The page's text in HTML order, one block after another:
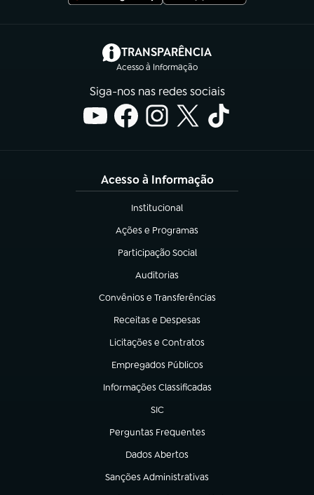
TRANSPARÊNCIA
Acesso à Informação
(abre em nova aba)
Siga-nos nas redes sociais
Acesso à Informação
Institucional
(abre em nova aba)
Ações e Programas
(abre em nova aba)
Participação Social
(abre em nova aba)
Auditorias
(abre em nova aba)
Convênios e Transferências
(abre em nova aba)
Receitas e Despesas
(abre em nova aba)
Licitações e Contratos
(abre em nova aba)
Empregados Públicos
(abre em nova aba)
Informações Classificadas
(abre em nova aba)
SIC
(abre em nova aba)
Perguntas Frequentes
(abre em nova aba)
Dados Abertos
(abre em nova aba)
Sanções Administrativas
(abre em nova aba)